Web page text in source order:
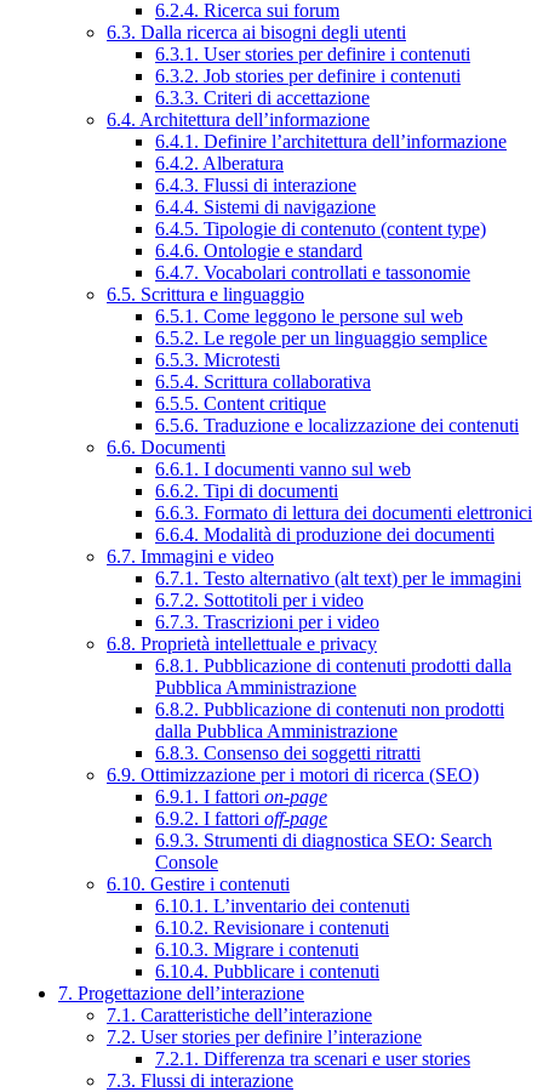
6.2.4. Ricerca sui forum
6.3. Dalla ricerca ai bisogni degli utenti
6.3.1. User stories per definire i contenuti
6.3.2. Job stories per definire i contenuti
6.3.3. Criteri di accettazione
6.4. Architettura dell’informazione
6.4.1. Definire l’architettura dell’informazione
6.4.2. Alberatura
6.4.3. Flussi di interazione
6.4.4. Sistemi di navigazione
6.4.5. Tipologie di contenuto (content type)
6.4.6. Ontologie e standard
6.4.7. Vocabolari controllati e tassonomie
6.5. Scrittura e linguaggio
6.5.1. Come leggono le persone sul web
6.5.2. Le regole per un linguaggio semplice
6.5.3. Microtesti
6.5.4. Scrittura collaborativa
6.5.5. Content critique
6.5.6. Traduzione e localizzazione dei contenuti
6.6. Documenti
6.6.1. I documenti vanno sul web
6.6.2. Tipi di documenti
6.6.3. Formato di lettura dei documenti elettronici
6.6.4. Modalità di produzione dei documenti
6.7. Immagini e video
6.7.1. Testo alternativo (alt text) per le immagini
6.7.2. Sottotitoli per i video
6.7.3. Trascrizioni per i video
6.8. Proprietà intellettuale e privacy
6.8.1. Pubblicazione di contenuti prodotti dalla
Pubblica Amministrazione
6.8.2. Pubblicazione di contenuti non prodotti
dalla Pubblica Amministrazione
6.8.3. Consenso dei soggetti ritratti
6.9. Ottimizzazione per i motori di ricerca (SEO)
6.9.1. I fattori on-page
6.9.2. I fattori off-page
6.9.3. Strumenti di diagnostica SEO: Search
Console
6.10. Gestire i contenuti
6.10.1. L’inventario dei contenuti
6.10.2. Revisionare i contenuti
6.10.3. Migrare i contenuti
6.10.4. Pubblicare i contenuti
7. Progettazione dell’interazione
7.1. Caratteristiche dell’interazione
7.2. User stories per definire l’interazione
7.2.1. Differenza tra scenari e user stories
7.3. Flussi di interazione